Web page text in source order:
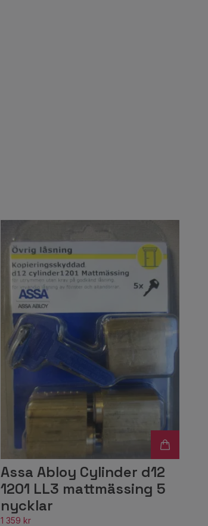
Assa Abloy Cylinder d12
1201 LL3 mattmässing 5
nycklar
1 359 kr